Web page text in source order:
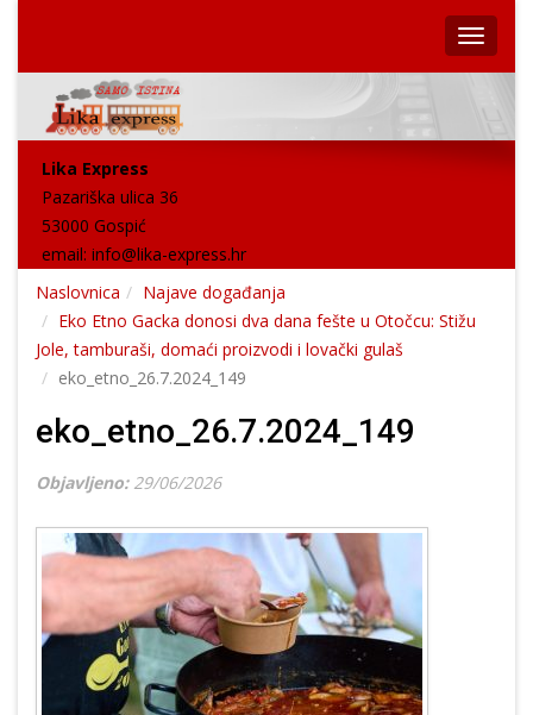
Lika Express
Pazariška ulica 36
53000 Gospić
email: info@lika-express.hr
Naslovnica
Najave događanja
Eko Etno Gacka donosi dva dana fešte u Otočcu: Stižu
Jole, tamburaši, domaći proizvodi i lovački gulaš
eko_etno_26.7.2024_149
eko_etno_26.7.2024_149
Objavljeno: 29/06/2026